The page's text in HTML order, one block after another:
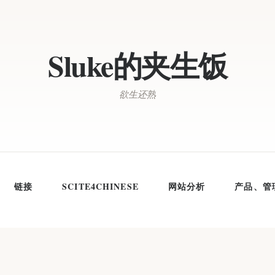
Sluke的夹生饭
欲生还熟
链接 SCITE4CHINESE 网站分析 产品、管